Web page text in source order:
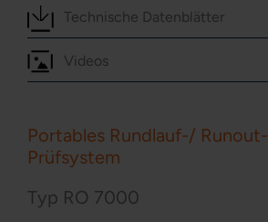
Portables Rundlauf-/ Runout-
Prüfsystem
Typ RO 7000
Technische Datenblätter
Videos